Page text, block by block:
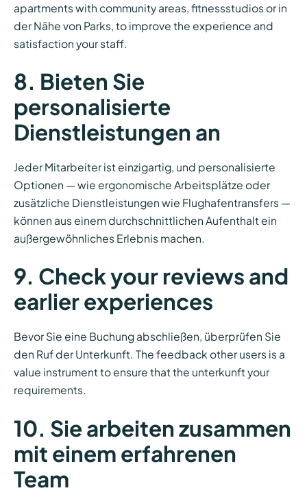
apartments with community areas, fitnessstudios or in
der Nähe von Parks, to improve the experience and
satisfaction your staff.
8. Bieten Sie
personalisierte
Dienstleistungen an
Jeder Mitarbeiter ist einzigartig, und personalisierte
Optionen — wie ergonomische Arbeitsplätze oder
zusätzliche Dienstleistungen wie Flughafentransfers —
können aus einem durchschnittlichen Aufenthalt ein
außergewöhnliches Erlebnis machen.
9. Check your reviews and
earlier experiences
Bevor Sie eine Buchung abschließen, überprüfen Sie
den Ruf der Unterkunft. The feedback other users is a
value instrument to ensure that the unterkunft your
requirements.
10. Sie arbeiten zusammen
mit einem erfahrenen
Team